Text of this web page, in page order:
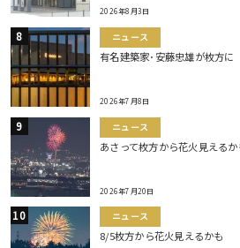
2026年8月3日
ニュース
有名建築家･安藤忠雄が枚方に
2026年7月8日
ニュース
あさって枚方から花火見えるか
2026年7月20日
ニュース
8/5枚方から花火見えるかも